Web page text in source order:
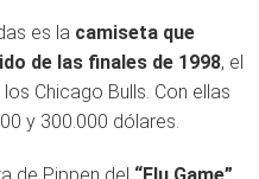
es la camiseta que
de las finales de 1998, el
Chicago Bulls. Con ellas
y 300.000 dólares.